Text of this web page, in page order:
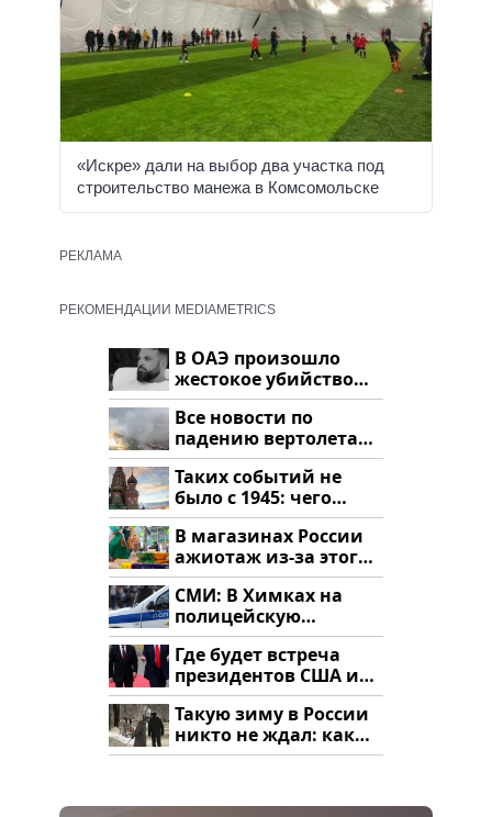
«Искре» дали на выбор два участка под
строительство манежа в Комсомольске
РЕКЛАМА
РЕКОМЕНДАЦИИ MEDIAMETRICS
В ОАЭ произошло
жестокое убийство
криптомиллионера
Все новости по
падению вертолета
на Кавказе: читать
здесь
Таких событий не
было с 1945: чего
ждать всем нам?
В магазинах России
ажиотаж из-за этого
продукта: что купить?
СМИ: В Химках на
полицейскую
машину напали и
подожгли.
Где будет встреча
президентов США и
России: Европа?
Такую зиму в России
никто не ждал: как
так?!